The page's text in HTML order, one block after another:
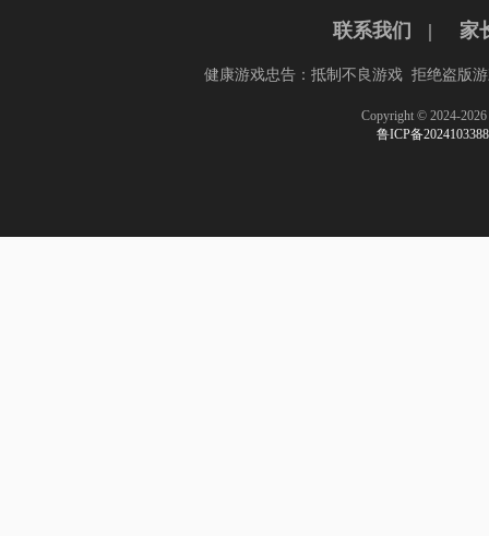
联系我们 | 家
健康游戏忠告：抵制不良游戏 拒绝盗版
Copyright © 2024-
鲁ICP备